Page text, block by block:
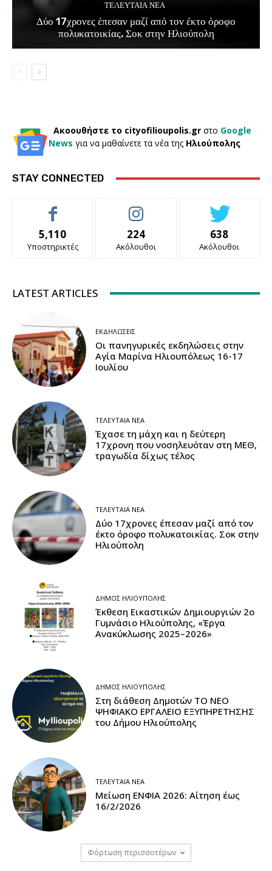
ΤΕΛΕΥΤΑΊΑ ΝΈΑ
Δύο 17χρονες έπεσαν μαζί από τον έκτο όροφο
πολυκατοικίας. Σοκ στην Ηλιούπολη
Ακοουθήστε το cityofilioupolis.gr στο Google
News για να μαθαίνετε τα νέα της Ηλιούπολης
STAY CONNECTED
5,110
Υποστηρικτές
224
Ακόλουθοι
638
Ακόλουθοι
LATEST ARTICLES
ΕΚΔΗΛΏΣΕΙΣ
Οι πανηγυρικές εκδηλώσεις στην
Αγία Μαρίνα Ηλιουπόλεως 16-17
Ιουλίου
ΤΕΛΕΥΤΑΊΑ ΝΈΑ
Έχασε τη μάχη και η δεύτερη
17χρονη που νοσηλευόταν στη ΜΕΘ,
τραγωδία δίχως τέλος
ΤΕΛΕΥΤΑΊΑ ΝΈΑ
Δύο 17χρονες έπεσαν μαζί από τον
έκτο όροφο πολυκατοικίας. Σοκ στην
Ηλιούπολη
ΔΉΜΟΣ ΗΛΙΟΎΠΟΛΗΣ
Έκθεση Εικαστικών Δημιουργιών 2ο
Γυμνάσιο Ηλιούπολης, «Έργα
Ανακύκλωσης 2025–2026»
ΔΉΜΟΣ ΗΛΙΟΎΠΟΛΗΣ
Στη διάθεση Δημοτών ΤΟ ΝΕΟ
ΨΗΦΙΑΚΟ ΕΡΓΑΛΕΙΟ ΕΞΥΠΗΡΕΤΗΣΗΣ
του Δήμου Ηλιούπολης
ΤΕΛΕΥΤΑΊΑ ΝΈΑ
Μείωση ΕΝΦΙΑ 2026: Αίτηση έως
16/2/2026
Φόρτωση περισσοτέρων